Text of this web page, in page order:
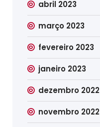
abril 2023
março 2023
fevereiro 2023
janeiro 2023
dezembro 2022
novembro 2022